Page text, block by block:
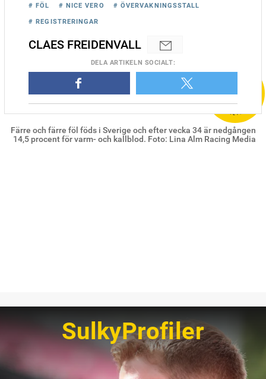
Färre och färre föl föds i Sverige och efter vecka 34 är nedgången
14,5 procent för varm- och kallblod. Foto: Lina Alm Racing Media
# FÖL # NICE VERO # ÖVERVAKNINGSSTALL
# REGISTRERINGAR
CLAES FREIDENVALL
DELA ARTIKELN SOCIALT:
SulkyProfiler